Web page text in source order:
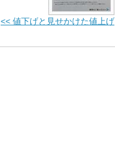
<< 値下げと見せかけた値上げ